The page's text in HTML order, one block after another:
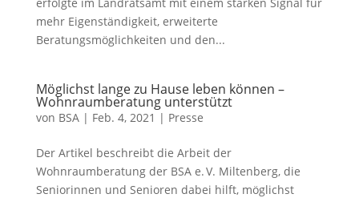
mehr Eigenständigkeit, erweiterte
Beratungsmöglichkeiten und den...
Möglichst lange zu Hause leben können –
Wohnraumberatung unterstützt
von BSA| Feb. 4, 2021 | Presse
Der Artikel beschreibt die Arbeit der
Wohnraumberatung der BSA e. V. Miltenberg, die
Seniorinnen und Senioren dabei hilft, möglichst